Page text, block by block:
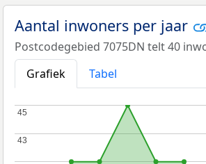
Aantal inwoners per jaar
Postcodegebied 7075DN telt 40
Grafiek
Tabel
43
43
45
45